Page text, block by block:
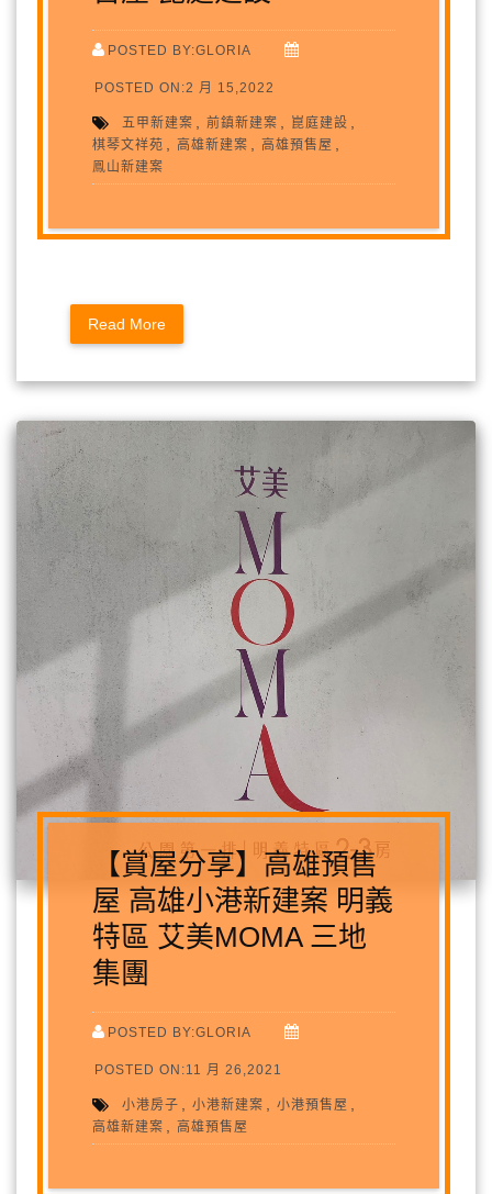
POSTED BY:GLORIA
POSTED ON:2 月 15,2022
五甲新建案 ,前鎮新建案 崑庭建設
棋琴文祥苑 ,高雄新建案 ,高雄預售屋
鳯山新建案
Read More
【賞屋分享】高雄預售
屋 高雄小港新建案 明義
特區 艾美MOMA 三地
集團
POSTED BY:GLORIA
POSTED ON:11 月 26,2021
小港房子 ,小港新建案 ,小港預售屋
高雄新建案 ,高雄預售屋